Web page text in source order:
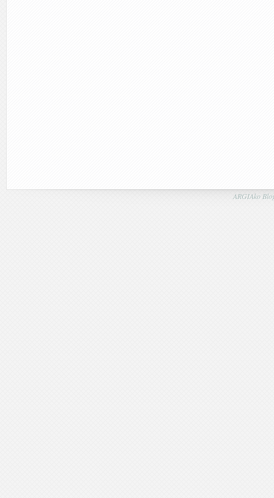
ARGIAko